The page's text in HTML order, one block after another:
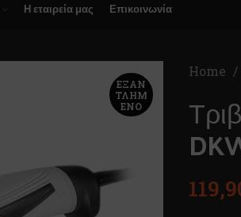
Η εταιρεία μας Επικοινωνία
ΕΞΑΝ
ΤΛΗΜ
ΈΝΟ
Home